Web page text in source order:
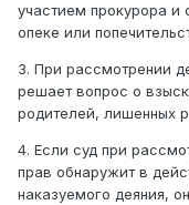
участием прокурора и
опеке или
3. При рассмотрении
решает вопрос о
родителей, лишенных
4. Если суд при
прав обнаружит в
наказуемого деяния,